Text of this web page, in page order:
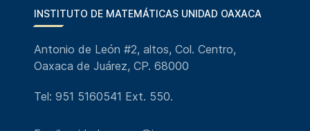
INSTITUTO DE MATEMÁTICAS UNIDAD OAXACA
Antonio de León #2, altos, Col. Centro,
Oaxaca de Juárez, CP. 68000
Tel: 951 5160541 Ext. 550.